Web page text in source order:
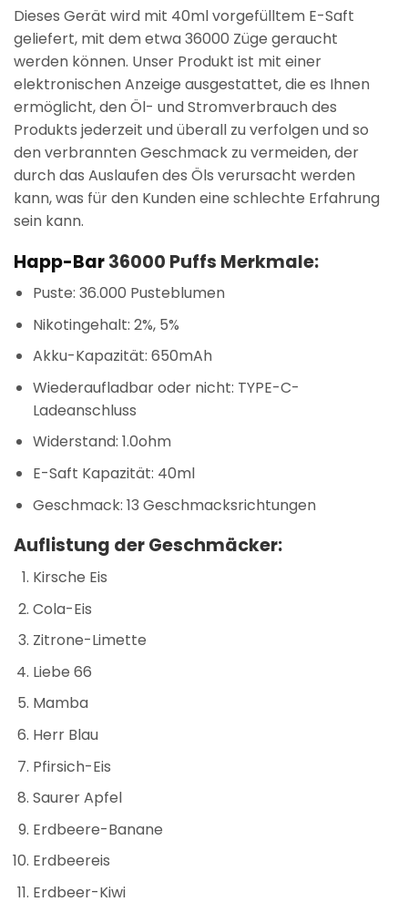
Dieses Gerät wird mit 40ml vorgefülltem E-Saft
geliefert, mit dem etwa 36000 Züge geraucht
werden können. Unser Produkt ist mit einer
elektronischen Anzeige ausgestattet, die es Ihnen
ermöglicht, den Öl- und Stromverbrauch des
Produkts jederzeit und überall zu verfolgen und so
den verbrannten Geschmack zu vermeiden, der
durch das Auslaufen des Öls verursacht werden
kann, was für den Kunden eine schlechte Erfahrung
sein kann.
Happ-Bar36000 Puffs Merkmale:
Puste: 36.000 Pusteblumen
Nikotingehalt: 2%, 5%
Akku-Kapazität: 650mAh
Wiederaufladbar oder nicht: TYPE-C-
Ladeanschluss
Widerstand: 1.0ohm
E-Saft Kapazität: 40ml
Geschmack: 13 Geschmacksrichtungen
Auflistung der Geschmäcker:
Kirsche Eis
Cola-Eis
Zitrone-Limette
Liebe 66
Mamba
Herr Blau
Pfirsich-Eis
Saurer Apfel
Erdbeere-Banane
Erdbeereis
Erdbeer-Kiwi